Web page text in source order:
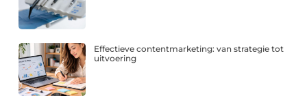
Effectieve contentmarketing: van strategie tot
uitvoering